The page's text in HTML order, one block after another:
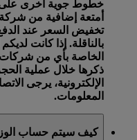
خطوط جوية أخرى على
أمتعة إضافية من
تخفيض السعر عند
بالناقلة. إذا كانت
الخاصة بأي من شركات
ذكرها خلال عملية
الإلكترونية، يرجى
المعلومات.
كيف سيتم حساب